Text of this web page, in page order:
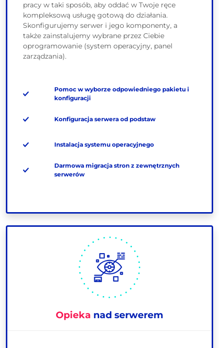
pracy w taki sposób, aby oddać w Twoje ręce
kompleksową usługę gotową do działania.
Skonfigurujemy serwer i jego komponenty, a
także zainstalujemy wybrane przez Ciebie
oprogramowanie (system operacyjny, panel
zarządzania).
Pomoc w wyborze odpowiedniego pakietu i
konfiguracji
Konfiguracja serwera od podstaw
Instalacja systemu operacyjnego
Darmowa migracja stron z zewnętrznych
serwerów
Opieka nad serwerem